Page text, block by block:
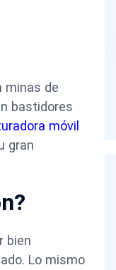
minas de
bastidores
móvil
gran
bien
Lo mismo